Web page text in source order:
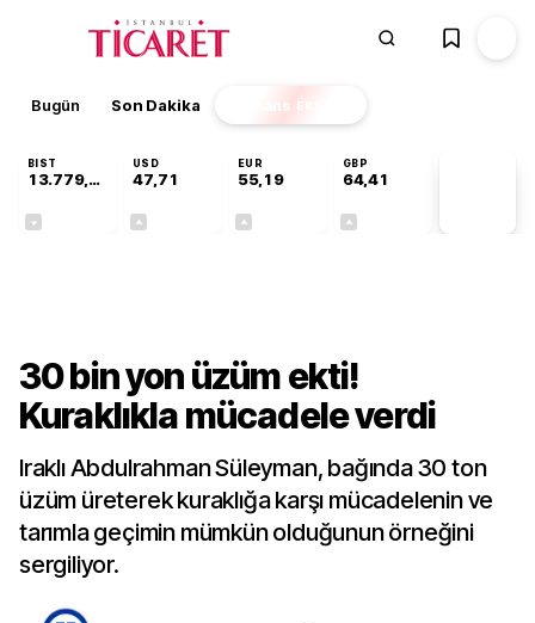
Bugün Son Dakika Finans EKSTRA
BIST
13.779,39
USD
47,71
EUR
55,19
GBP
64,41
30 bin yon üzüm ekti!
Kuraklıkla mücadele verdi
Iraklı Abdulrahman Süleyman, bağında 30 ton
üzüm üreterek kuraklığa karşı mücadelenin ve
tarımla geçimin mümkün olduğunun örneğini
sergiliyor.